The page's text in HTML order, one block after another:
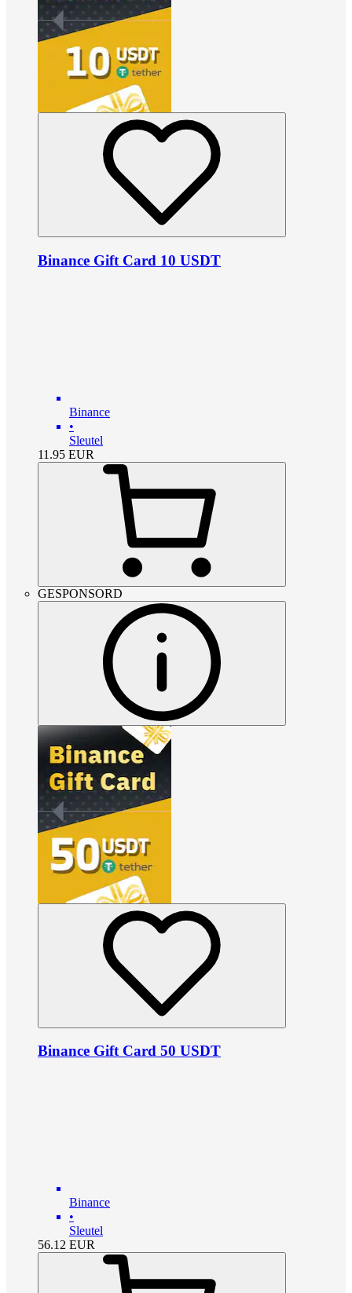
Binance Gift Card 10 USDT
Binance
•
Sleutel
11.95 EUR
GESPONSORD
Binance Gift Card 50 USDT
Binance
•
Sleutel
56.12 EUR